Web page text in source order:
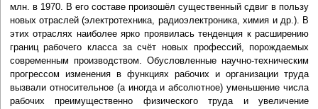
млн. в 1970. В его составе произошёл существенный сдвиг в пользу
новых отраслей (электротехника, радиоэлектроника, химия и др.). В
этих отраслях наиболее ярко проявилась тенденция к расширению
границ рабочего класса за счёт новых профессий, порождаемых
современным производством. Обусловленные научно-техническим
прогрессом изменения в функциях рабочих и организации труда
вызвали относительное (а иногда и абсолютное) уменьшение числа
рабочих преимущественно физического труда и увеличение